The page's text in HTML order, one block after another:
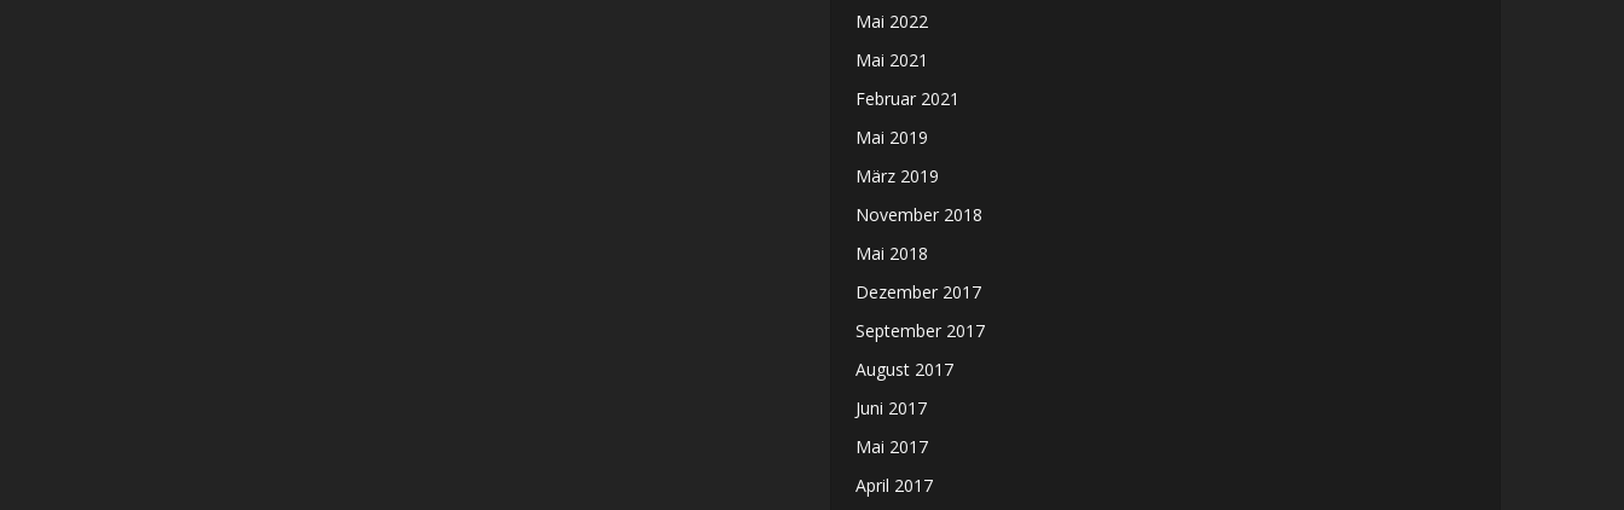
Mai 2022
Mai 2021
Februar 2021
Mai 2019
März 2019
November 2018
Mai 2018
Dezember 2017
September 2017
August 2017
Juni 2017
Mai 2017
April 2017